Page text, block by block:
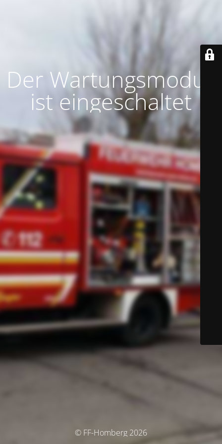
Der Wartungsmodus
ist eingeschaltet
© FF-Homberg 2026